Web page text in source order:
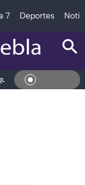
7 Deportes
DeportesEn Vivo